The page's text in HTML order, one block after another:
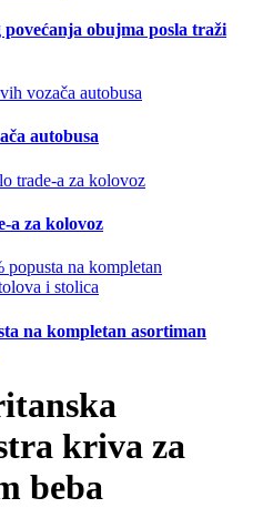
obujma posla traži
autobusa
a za kolovoz
na kompletan asortiman
kriva za
beba